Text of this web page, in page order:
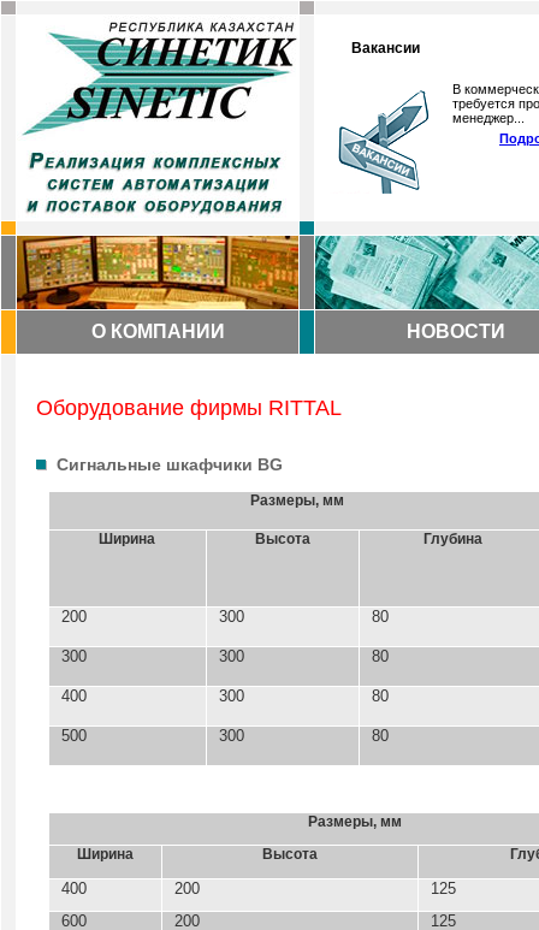
Вакансии
В
требуется
менеджер...
О КОМПАНИИ НОВОСТИ
Оборудование фирмы RITTAL
Сигнальные шкафчики BG
Размеры, мм
Ширина Высота Глубина
200 300 80
300 300 80
400 300 80
500 300 80
Размеры, мм
Ширина
Высота
400 200
125
600
200 125